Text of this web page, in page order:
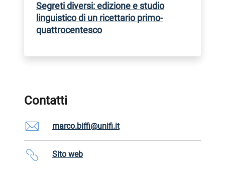
Segreti diversi: edizione e studio
linguistico di un ricettario primo-
quattrocentesco
Contatti
marco.biffi@unifi.it
Sito web